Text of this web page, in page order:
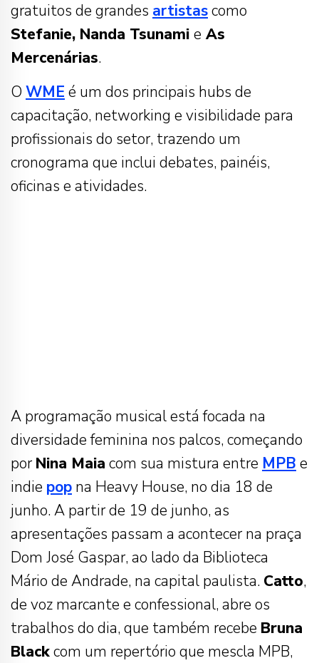
gratuitos de grandes artistascomo
Stefanie, Nanda Tsunami e As
Mercenárias.
O WME é um dos principais hubs de
capacitação, networking e visibilidade para
profissionais do setor, trazendo um
cronograma que inclui debates, painéis,
oficinas e atividades.
A programação musical está focada na
diversidade feminina nos palcos, começando
por Nina Maia com sua mistura entre MPB e
indie pop na Heavy House, no dia 18 de
junho. A partir de 19 de junho, as
apresentações passam a acontecer na praça
Dom José Gaspar, ao lado da Biblioteca
Mário de Andrade, na capital paulista. Catto,
de voz marcante e confessional, abre os
trabalhos do dia, que também recebe Bruna
Blackcom um repertório que mescla MPB,